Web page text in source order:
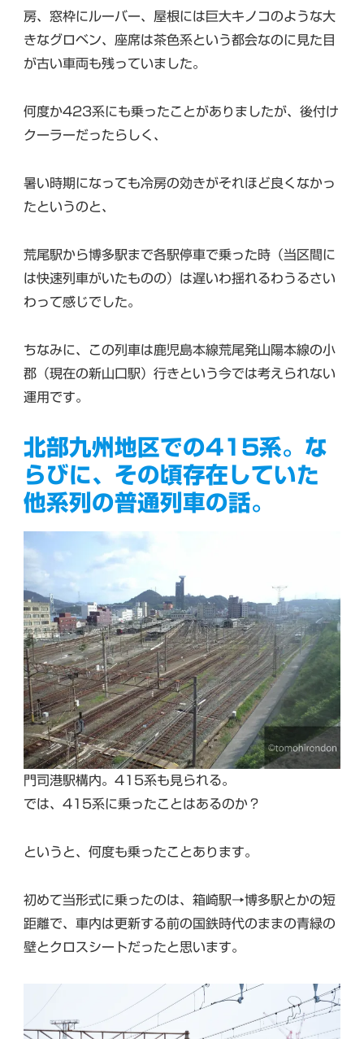
房、窓枠にルーバー、屋根には巨大キノコのような大
きなグロベン、座席は茶色系という都会なのに見た目
が古い車両も残っていました。
何度か423系にも乗ったことがありましたが、後付け
クーラーだったらしく、
暑い時期になっても冷房の効きがそれほど良くなかっ
たというのと、
荒尾駅から博多駅まで各駅停車で乗った時（当区間に
は快速列車がいたものの）は遅いわ揺れるわうるさい
わって感じでした。
ちなみに、この列車は鹿児島本線荒尾発山陽本線の小
郡（現在の新山口駅）行きという今では考えられない
運用です。
北部九州地区での415系。な
らびに、その頃存在していた
他系列の普通列車の話。
門司港駅構内。415系も見られる。
では、415系に乗ったことはあるのか？
というと、何度も乗ったことあります。
初めて当形式に乗ったのは、箱崎駅→博多駅とかの短
距離で、車内は更新する前の国鉄時代のままの青緑の
壁とクロスシートだったと思います。